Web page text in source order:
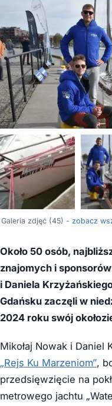
Galeria zdjęć (45) - zobacz
Około 50 osób,
znajomych i
i Daniela
Gdańsku zaczęli w
2024 roku swój
Mikołaj Nowak i Daniel
„Rejs Ku Marzeniom”,
przedsięwzięcie na
metrowego jachtu